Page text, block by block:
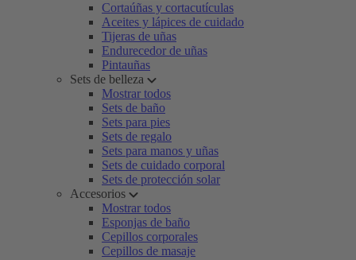
Cortaúñas y cortacutículas
Aceites y lápices de cuidado
Tijeras de uñas
Endurecedor de uñas
Pintauñas
Sets de belleza
Mostrar todos
Sets de baño
Sets para pies
Sets de regalo
Sets para manos y uñas
Sets de cuidado corporal
Sets de protección solar
Accesorios
Mostrar todos
Esponjas de baño
Cepillos corporales
Cepillos de masaje